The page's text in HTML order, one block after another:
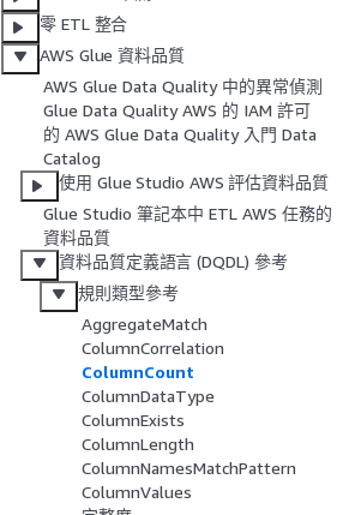
零 ETL 整合
AWS Glue 資料品質
AWS Glue Data Quality 中的異常偵測
Glue Data Quality AWS 的 IAM 許可
的 AWS Glue Data Quality 入門 Data
Catalog
使用 Glue Studio AWS 評估資料品質
Glue Studio 筆記本中 ETL AWS 任務的
資料品質
資料品質定義語言 (DQDL) 參考
規則類型參考
AggregateMatch
ColumnCorrelation
ColumnCount
ColumnDataType
ColumnExists
ColumnLength
ColumnNamesMatchPattern
ColumnValues